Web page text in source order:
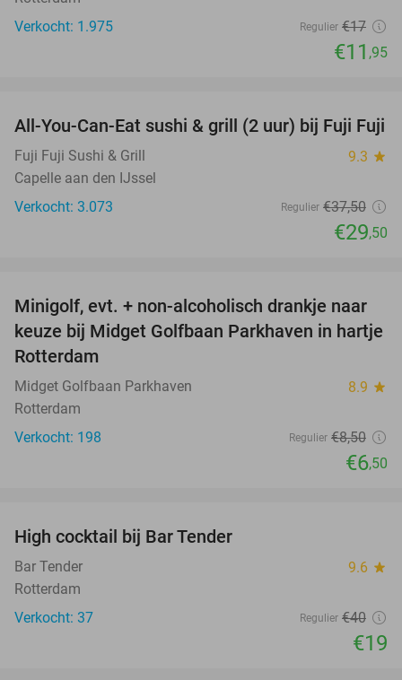
Verkocht: 1.975
Regulier €17
€11 ,95
21%
All-You-Can-Eat sushi & grill (2 uur) bij Fuji Fuji
Fuji Fuji Sushi & Grill 9.3 star
Capelle aan den IJssel
Verkocht: 3.073
Regulier €37,50
€29,50
24%
Minigolf, evt. + non-alcoholisch drankje naar
keuze bij Midget Golfbaan Parkhaven in hartje
Rotterdam
Midget Golfbaan Parkhaven 8.9 star
Rotterdam
Verkocht: 198
Regulier €8,50
€6,50
High cocktail bij Bar Tender
Bar Tender 9.6 star
Rotterdam
Verkocht: 37
Regulier €40
€19